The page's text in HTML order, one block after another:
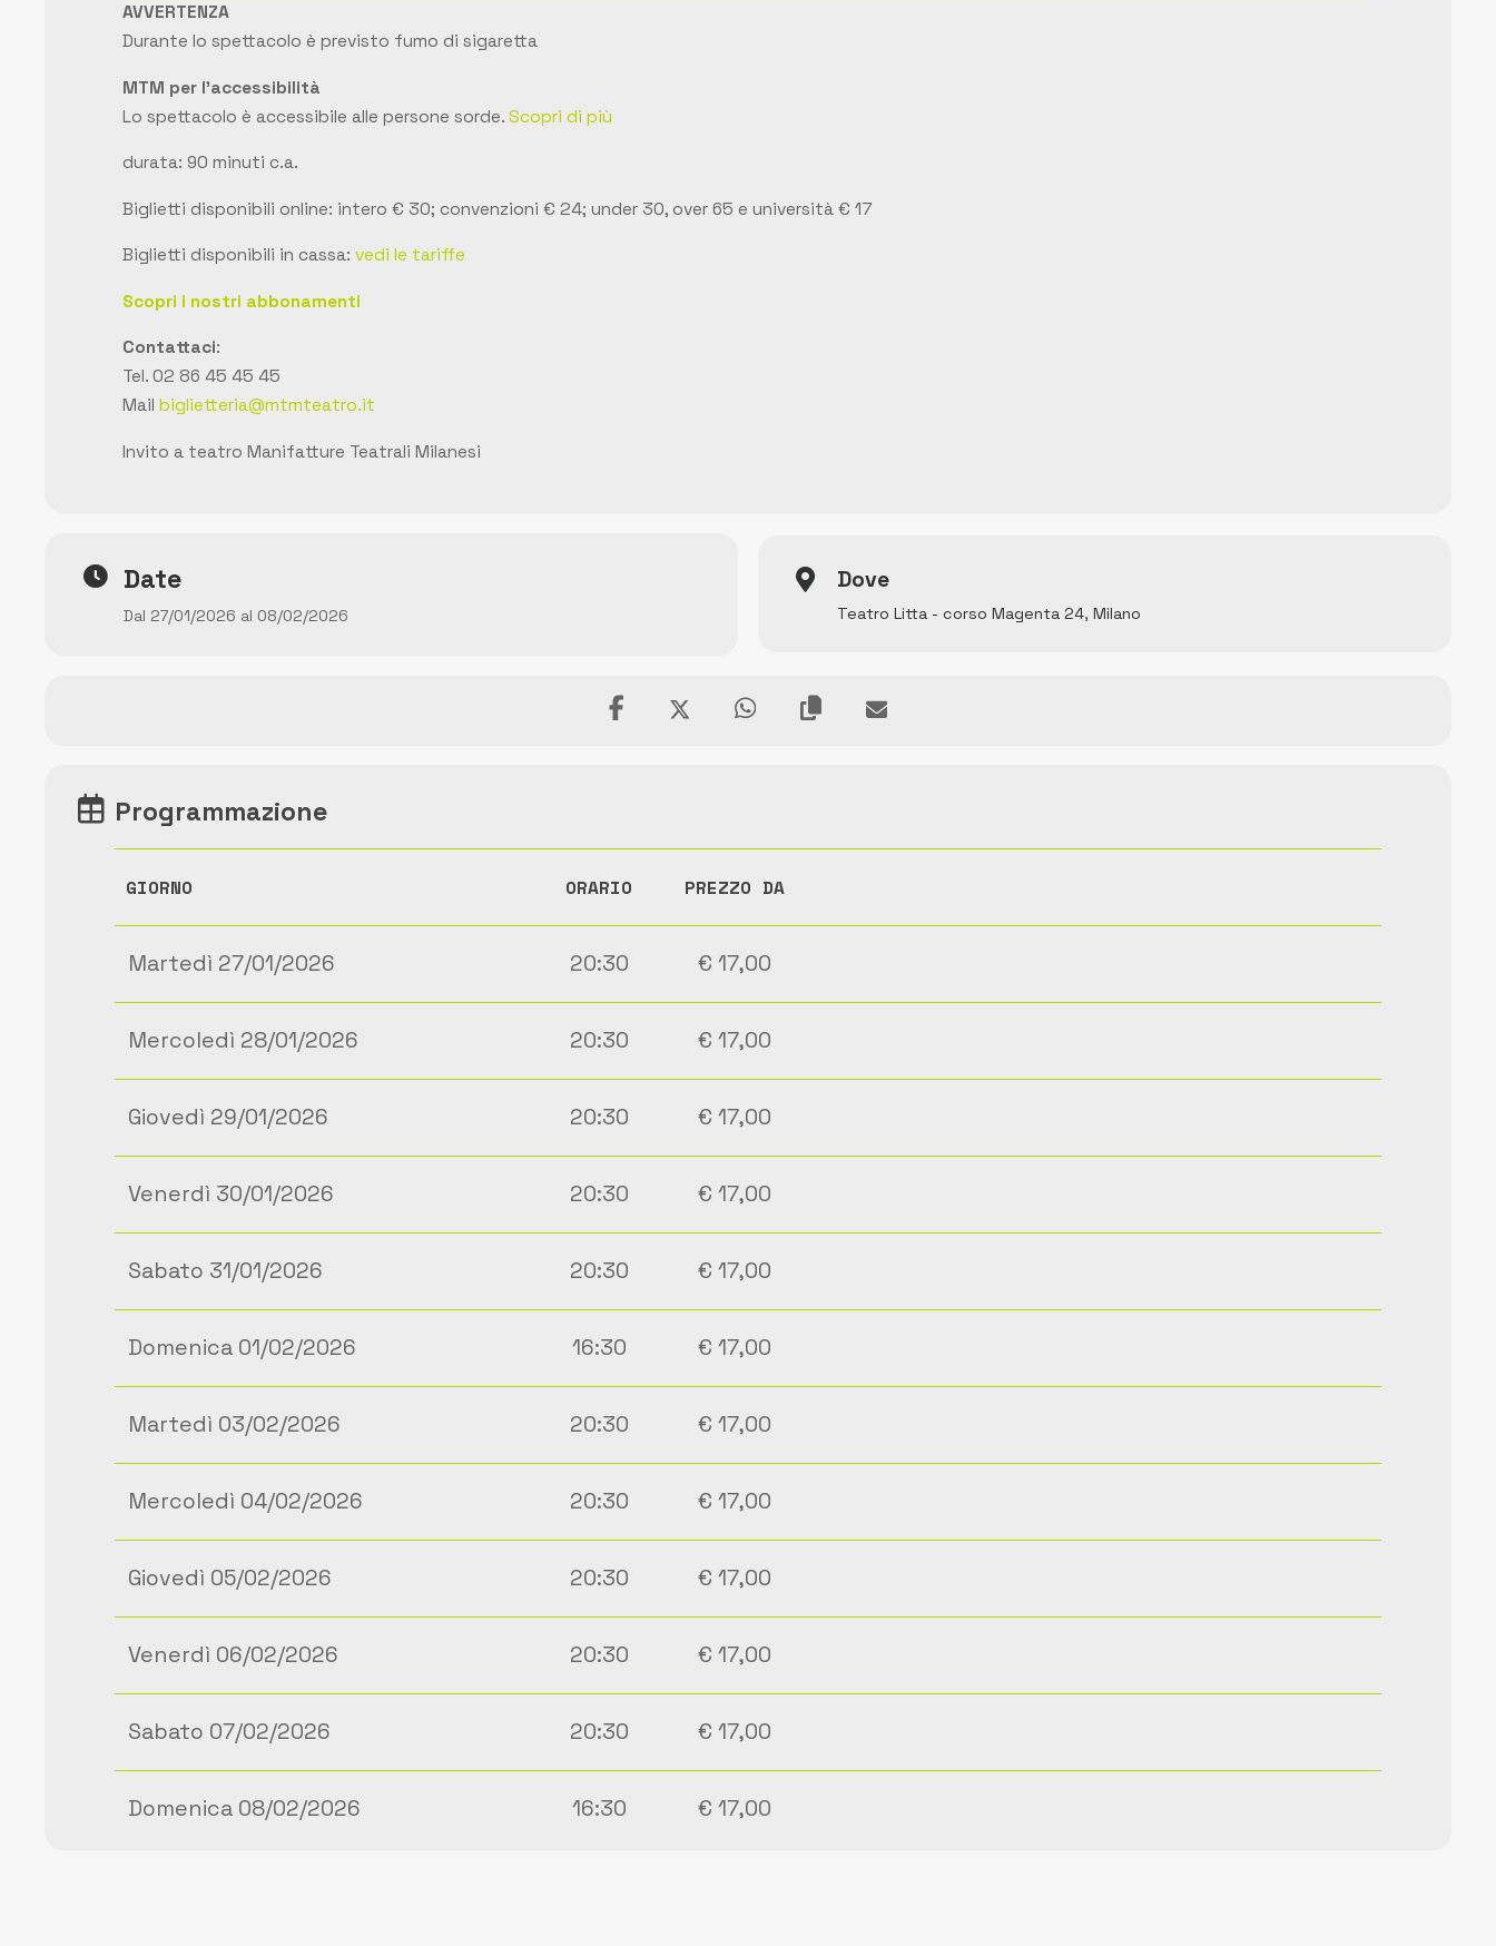
AVVERTENZA
Durante lo spettacolo è previsto fumo di sigaretta
MTM per l'accessibilità
Lo spettacolo è accessibile alle persone sorde. Scopri di più
durata: 90 minuti c.a.
Biglietti disponibili online: intero € 30; convenzioni € 24; under 30, over 65 e università € 17
Biglietti disponibili in cassa: vedi le tariffe
Scopri i nostri abbonamenti
Contattaci:
Tel. 02 86 45 45 45
Mail biglietteria@mtmteatro.it
Invito a teatro Manifatture Teatrali Milanesi
Date
Dal 27/01/2026 al 08/02/2026
Dove
Teatro Litta - corso Magenta 24, Milano
Programmazione
GIORNO ORARIO PREZZO DA
Martedì 27/01/2026 20:30 € 17,00
Mercoledì 28/01/2026 20:30 € 17,00
Giovedì 29/01/2026 20:30 € 17,00
Venerdì 30/01/2026 20:30 € 17,00
Sabato 31/01/2026 20:30 € 17,00
Domenica 01/02/2026 16:30 € 17,00
Martedì 03/02/2026 20:30 € 17,00
Mercoledì 04/02/2026 20:30 € 17,00
Giovedì 05/02/2026 20:30 € 17,00
Venerdì 06/02/2026 20:30 € 17,00
Sabato 07/02/2026 20:30 € 17,00
Domenica 08/02/2026 16:30 € 17,00